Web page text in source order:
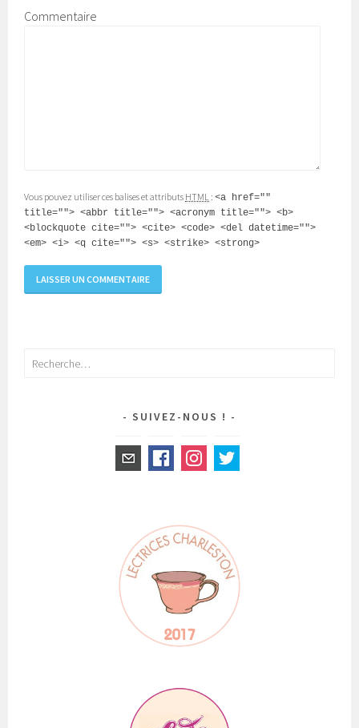
Commentaire
Vous pouvez utiliser ces balises et attributs HTML :<a href=""
title=""> <abbr title=""> <acronym title=""> <b>
<blockquote cite=""> <cite> <code> <del datetime="">
<em> <i> <q cite=""> <s> <strike> <strong>
Rechercher :
SUIVEZ-NOUS !